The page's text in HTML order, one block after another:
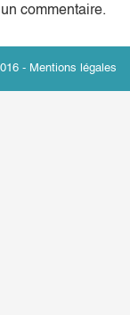
commentaire.
- Mentions légales